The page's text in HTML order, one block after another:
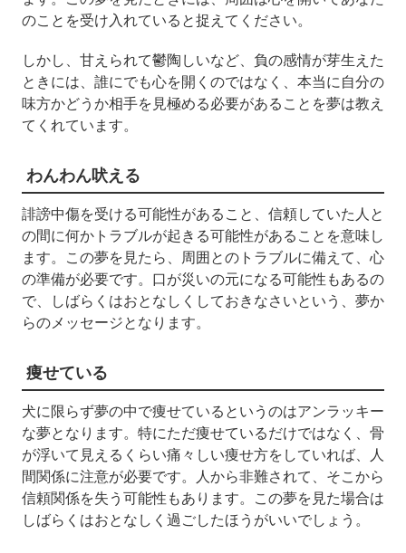
のことを受け入れていると捉えてください。
しかし、甘えられて鬱陶しいなど、負の感情が芽生えた
ときには、誰にでも心を開くのではなく、本当に自分の
味方かどうか相手を見極める必要があることを夢は教え
てくれています。
わんわん吠える
誹謗中傷を受ける可能性があること、信頼していた人と
の間に何かトラブルが起きる可能性があることを意味し
ます。この夢を見たら、周囲とのトラブルに備えて、心
の準備が必要です。口が災いの元になる可能性もあるの
で、しばらくはおとなしくしておきなさいという、夢か
らのメッセージとなります。
痩せている
犬に限らず夢の中で痩せているというのはアンラッキー
な夢となります。特にただ痩せているだけではなく、骨
が浮いて見えるくらい痛々しい痩せ方をしていれば、人
間関係に注意が必要です。人から非難されて、そこから
信頼関係を失う可能性もあります。この夢を見た場合は
しばらくはおとなしく過ごしたほうがいいでしょう。